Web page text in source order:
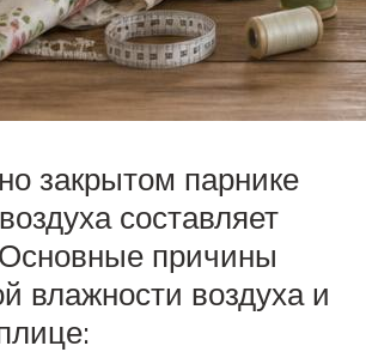
закрытом парнике
составляет
причины
влажности воздуха и